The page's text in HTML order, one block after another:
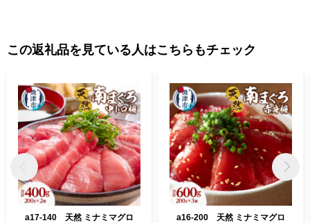
この返礼品を見ている人はこちらもチェック
a17-140 天然 ミナミマグロ
a16-200 天然 ミナミマグロ